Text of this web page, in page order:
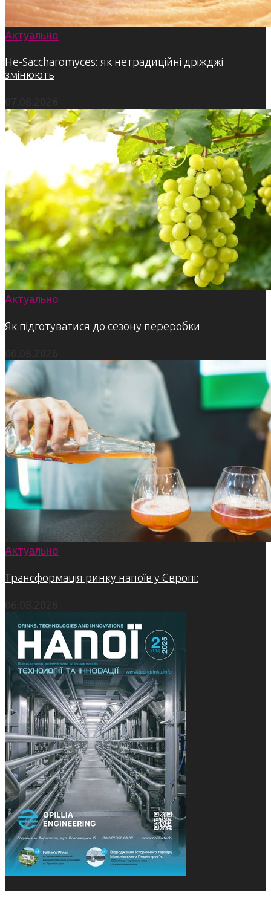
Актуально
Не-Saccharomyces: як нетрадиційні дріжджі
змінюють
Актуально
Як підготуватися до сезону переробки
Актуально
Трансформація ринку напоїв у Європі: